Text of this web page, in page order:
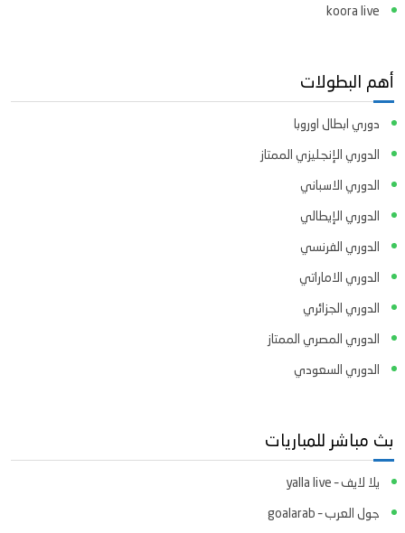
koora live
أهم البطولات
دوري ابطال اوروبا
الدوري الإنجليزي الممتاز
الدوري الاسباني
الدوري الإيطالي
الدوري الفرنسي
الدوري الاماراتي
الدوري الجزائري
الدوري المصري الممتاز
الدوري السعودي
بث مباشر للمباريات
يلا لايف – yalla live
جول العرب – goalarab